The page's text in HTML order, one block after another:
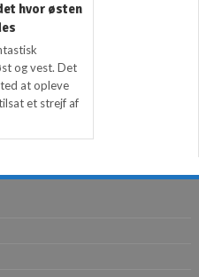
hvor østen
og vest. Det
at opleve
et strejf af